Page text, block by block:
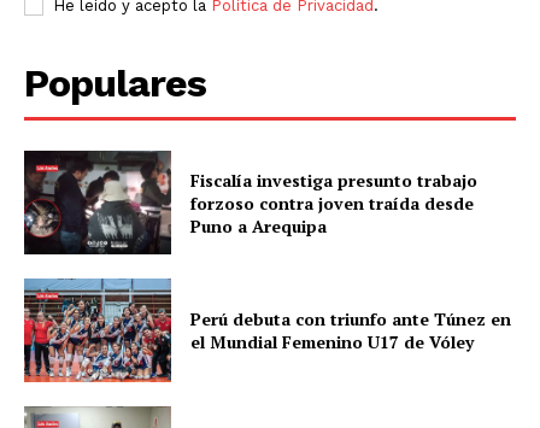
He leído y acepto la Política de Privacidad .
Populares
Fiscalía investiga presunto trabajo
forzoso contra joven traída desde
Puno a Arequipa
Perú debuta con triunfo ante Túnez en
el Mundial Femenino U17 de Vóley